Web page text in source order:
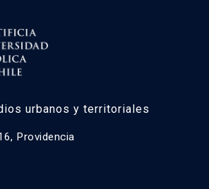
urbanos y territoriales
Providencia